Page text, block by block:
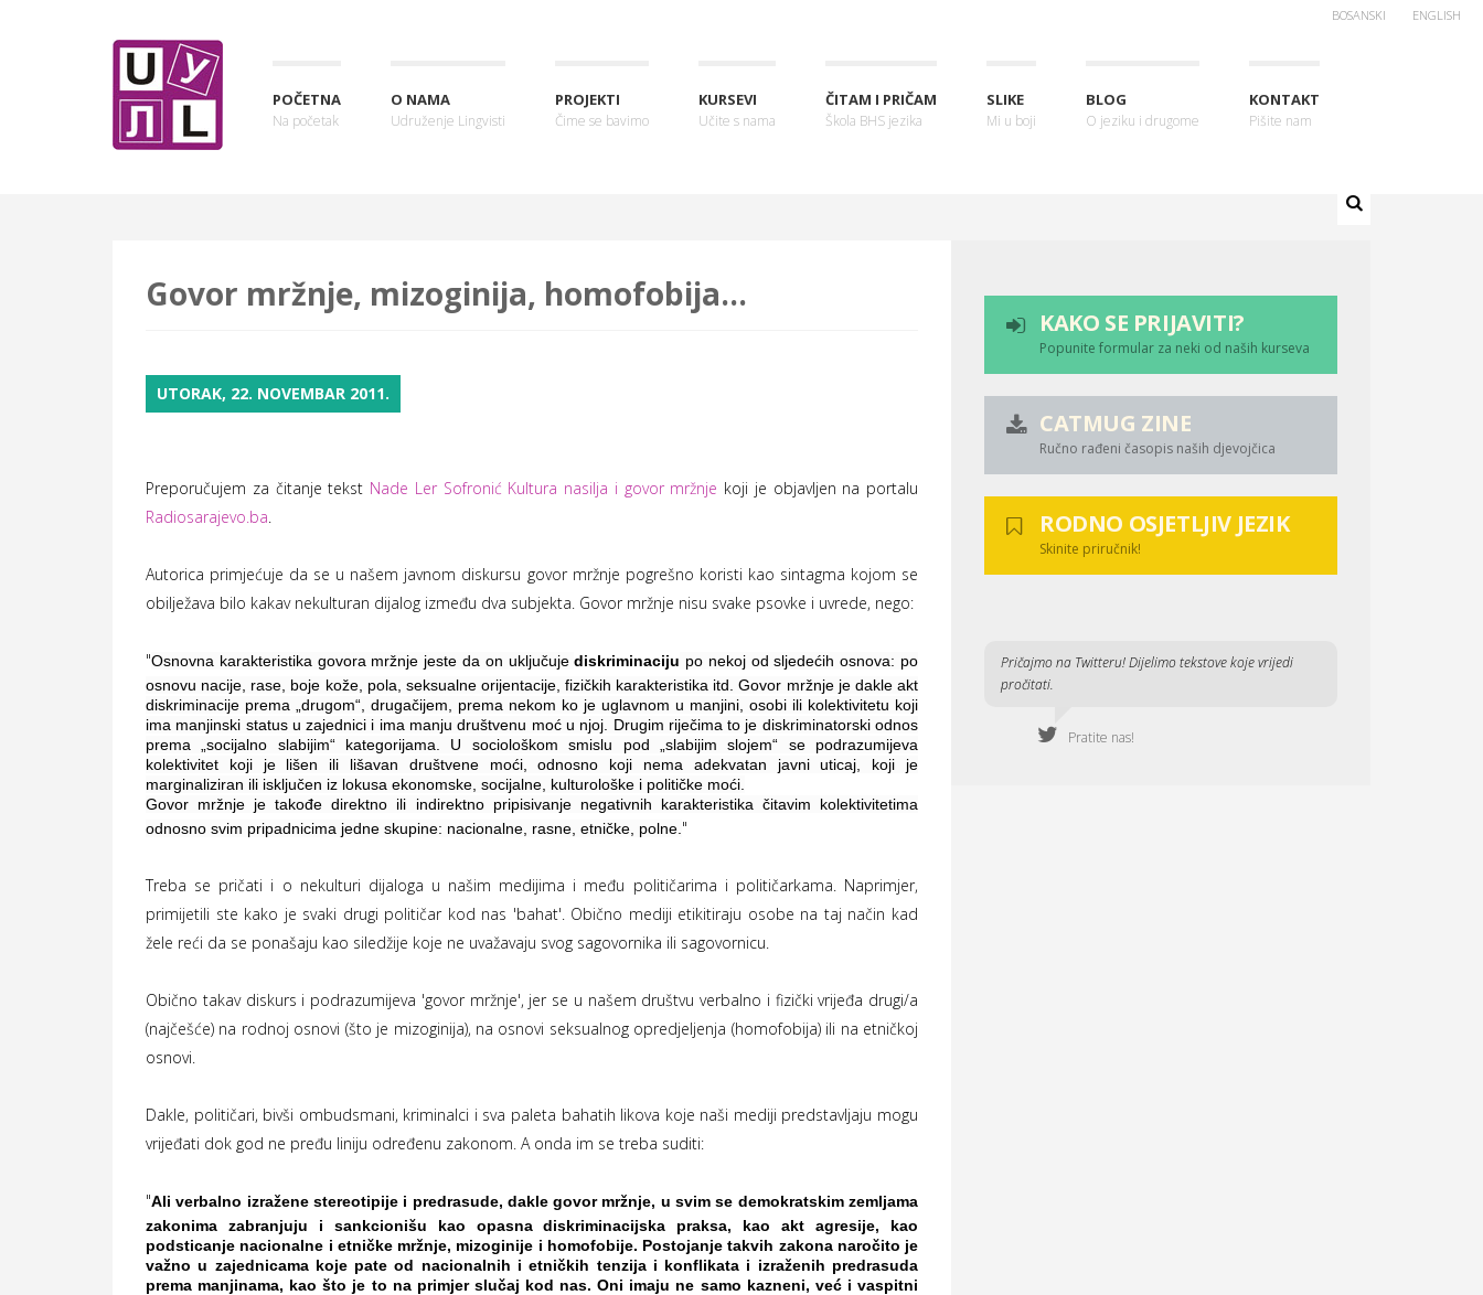
BOSANSKI ENGLISH
POČETNA
Na početak
O NAMA
Udruženje Lingvisti
PROJEKTI
Čime se bavimo
KURSEVI
Učite s nama
ČITAM I PRIČAM
Škola BHS jezika
SLIKE
Mi u boji
BLOG
O jeziku i drugome
KONTAKT
Pišite nam
Govor mržnje, mizoginija, homofobija...
UTORAK, 22. NOVEMBAR 2011.
Preporučujem za čitanje tekst Nade Ler Sofronić Kultura nasilja i govor mržnje koji je objavljen na portalu
Radiosarajevo.ba.
Autorica primjećuje da se u našem javnom diskursu govor mržnje pogrešno koristi kao sintagma kojom se
obilježava bilo kakav nekulturan dijalog između dva subjekta. Govor mržnje nisu svake psovke i uvrede, nego:
"Osnovna karakteristika govora mržnje jeste da on uključujediskriminaciju po nekoj od sljedećih osnova: po
osnovu nacije, rase, boje kože, pola, seksualne orijentacije, fizičkih karakteristika itd. Govor mržnje je dakle akt
diskriminacije prema „drugom“, drugačijem, prema nekom ko je uglavnom u manjini, osobi ili kolektivitetu koji
ima manjinski status u zajednici i ima manju društvenu moć u njoj. Drugim riječima to je diskriminatorski odnos
prema „socijalno slabijim“ kategorijama. U sociološkom smislu pod „slabijim slojem“ se podrazumijeva
kolektivitet koji je lišen ili lišavan društvene moći, odnosno koji nema adekvatan javni uticaj, koji je
marginaliziran ili isključen iz lokusa ekonomske, socijalne, kulturološke i političke moći.
Govor mržnje je takođe direktno ili indirektno pripisivanje negativnih karakteristika čitavim kolektivitetima
odnosno svim pripadnicima jedne skupine: nacionalne, rasne, etničke, polne. "
Treba se pričati i o nekulturi dijaloga u našim medijima i među političarima i političarkama. Naprimjer,
primijetili ste kako je svaki drugi političar kod nas 'bahat'. Obično mediji etikitiraju osobe na taj način kad
žele reći da se ponašaju kao siledžije koje ne uvažavaju svog sagovornika ili sagovornicu.
Obično takav diskurs i podrazumijeva 'govor mržnje', jer se u našem društvu verbalno i fizički vrijeđa drugi/a
(najčešće) na rodnoj osnovi (što je mizoginija), na osnovi seksualnog opredjeljenja (homofobija) ili na etničkoj
osnovi.
Dakle, političari, bivši ombudsmani, kriminalci i sva paleta bahatih likova koje naši mediji predstavljaju mogu
vrijeđati dok god ne pređu liniju određenu zakonom. A onda im se treba suditi:
"Ali verbalno izražene stereotipije i predrasude, dakle govor mržnje, u svim se demokratskim zemljama
zakonima zabranjuju i sankcionišu kao opasna diskriminacijska praksa, kao akt agresije, kao
podsticanje nacionalne i etničke mržnje, mizoginije i homofobije. Postojanje takvih zakona naročito je
važno u zajednicama koje pate od nacionalnih i etničkih tenzija i konflikata i izraženih predrasuda
prema manjinama, kao što je to na primjer slučaj kod nas. Oni imaju ne samo kazneni, već i vaspitni
KAKO SE PRIJAVITI?
Popunite formular za neki od naših kurseva
CATMUG ZINE
Ručno rađeni časopis naših djevojčica
RODNO OSJETLJIV JEZIK
Skinite priručnik!
Pričajmo na Twitteru! Dijelimo tekstove koje vrijedi
pročitati.
Pratite nas!